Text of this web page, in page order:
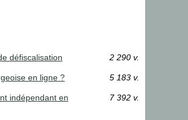
défiscalisation 2 290 v.
en ligne ? 5 183 v.
indépendant en
7 392 v.